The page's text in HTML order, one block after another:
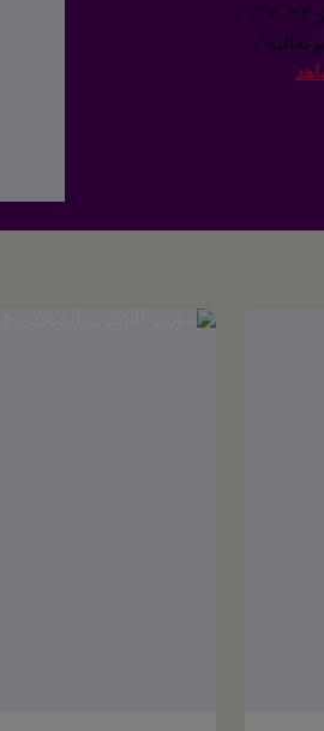
شاهد مباشرة من قطر المؤتمرات الصحفية لكل الفرق المشاركة في كأس العالم FIFA قطر ٢٠٢٢™.